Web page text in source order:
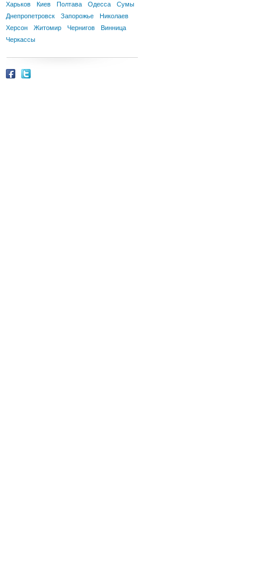
Харьков
Киев Полтава Одесса
Сумы
Днепропетровск
Запорожье
Николаев
Херсон
Житомир Чернигов
Винница
Черкассы